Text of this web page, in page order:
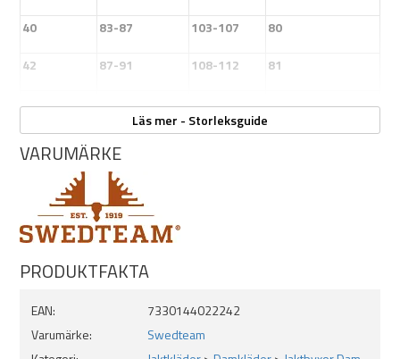
Material:
Membran: 100 % polyuretan
40
83-87 103-107
80
42
87-91 108-112
81
44
91-95 113-117
82
Läs mer - Storleksguide
VARUMÄRKE
PRODUKTFAKTA
EAN:
7330144022242
Varumärke:
Swedteam